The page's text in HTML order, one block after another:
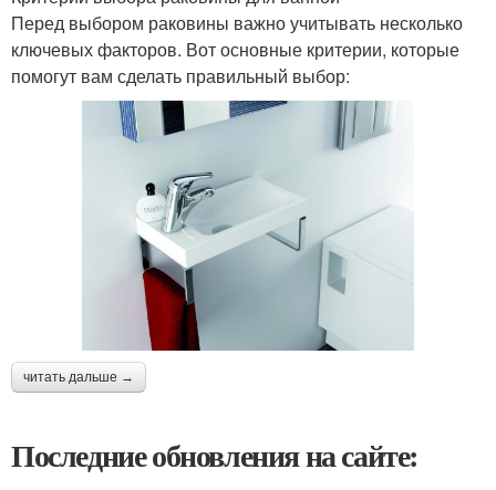
Перед выбором раковины важно учитывать несколько
ключевых факторов. Вот основные критерии, которые
помогут вам сделать правильный выбор:
читать дальше →
Последние обновления на сайте: